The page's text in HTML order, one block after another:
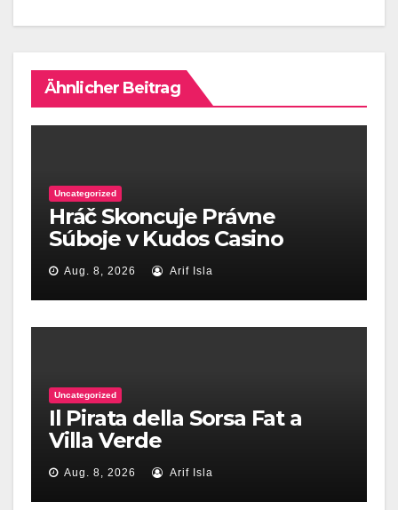
Ähnlicher Beitrag
Uncategorized
Hráč Skoncuje Právne
Súboje v Kudos Casino
Aug. 8, 2026 Arif Isla
Uncategorized
Il Pirata della Sorsa Fat a
Villa Verde
Aug. 8, 2026 Arif Isla